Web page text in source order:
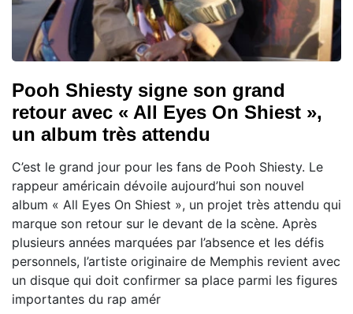
Pooh Shiesty signe son grand
retour avec « All Eyes On Shiest »,
un album très attendu
C’est le grand jour pour les fans de Pooh Shiesty. Le
rappeur américain dévoile aujourd’hui son nouvel
album « All Eyes On Shiest », un projet très attendu qui
marque son retour sur le devant de la scène. Après
plusieurs années marquées par l’absence et les défis
personnels, l’artiste originaire de Memphis revient avec
un disque qui doit confirmer sa place parmi les figures
importantes du rap amér